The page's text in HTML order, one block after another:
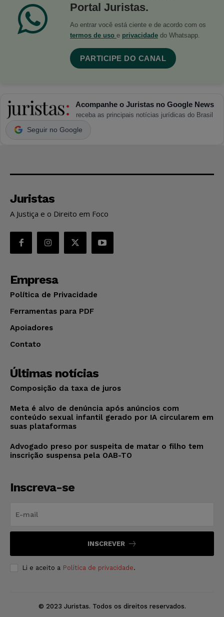
Portal Juristas.
Ao entrar você está ciente e de acordo com os
termos de uso e privacidade do Whatsapp.
PARTICIPE DO CANAL
Acompanhe o Juristas no Google News
receba as principais notícias jurídicas do Brasil
Seguir no Google
Juristas
A Justiça e o Direito em Foco
Empresa
Política de Privacidade
Ferramentas para PDF
Apoiadores
Contato
Últimas notícias
Composição da taxa de juros
Meta é alvo de denúncia após anúncios com
conteúdo sexual infantil gerado por IA circularem em
suas plataformas
Advogado preso por suspeita de matar o filho tem
inscrição suspensa pela OAB-TO
Inscreva-se
INSCREVER
Li e aceito a Política de privacidade.
© 2023 Juristas. Todos os direitos reservados.